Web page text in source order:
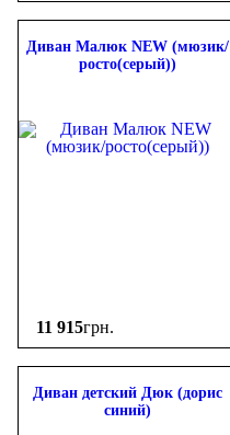
Диван Малюк NEW (мюзик/
росто(серый))
11 915грн.
Диван детский Дюк (дорис
синий)